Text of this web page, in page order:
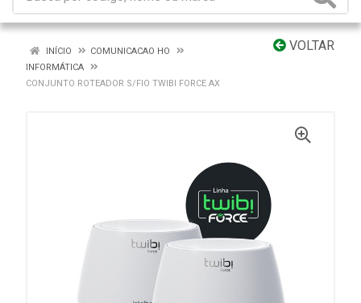
VOLTAR
INÍCIO
COMUNICACAO HO
INFORMÁTICA
CONJUNTO ROTEADOR S/FIO TWIBI FORCE AX